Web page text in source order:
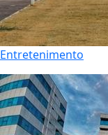
Entretenimento